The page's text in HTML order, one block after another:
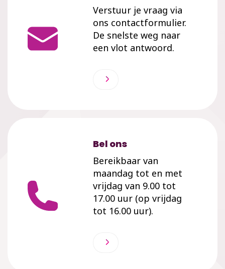
Verstuur je vraag via
ons contactformulier.
De snelste weg naar
een vlot antwoord.
Bel ons
Bereikbaar van
maandag tot en met
vrijdag van 9.00 tot
17.00 uur (op vrijdag
tot 16.00 uur).